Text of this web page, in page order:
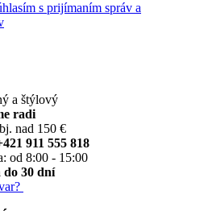
s prijímaním správ a
a štýlový
radi
nad 150 €
911 555 818
od 8:00 - 15:00
do 30 dní